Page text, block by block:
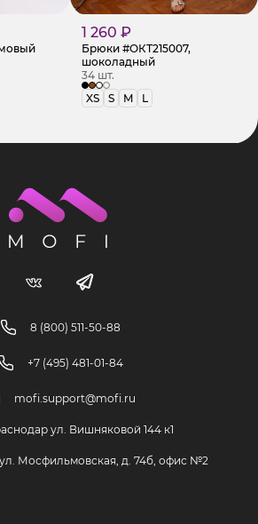
1 260 ₽
Брюки #ОКТ215007,
шоколадный
34 шт.
XS
S M L
8 (800) 511-50-88
+7 (495) 481-01-84
mofi.support@mofi.ru
ул. Вишняковой 144 к1
Мосфильмовская, д. 74б, офис №2